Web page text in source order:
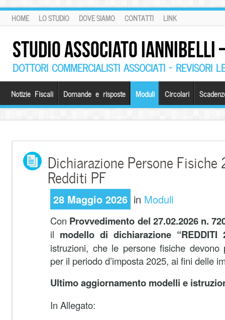
HOME LO STUDIO DOVE SIAMO CONTATTI LINK
STUDIO ASSOCIATO
DOTTORI COMMERCIALISTI ASSOCIATI – REVISORI
Notizie Fiscali Domande e risposte Moduli Circolari
Dichiarazione Persone
Redditi PF
28 Maggio 2026 in Moduli
Con Provvedimento del 27.02.2026 n.
il modello di dichiarazione “REDDITI
istruzioni, che le persone fisiche devono
per il periodo d’imposta 2025, ai fini delle
Ultimo aggiornamento modelli e
In Allegato: